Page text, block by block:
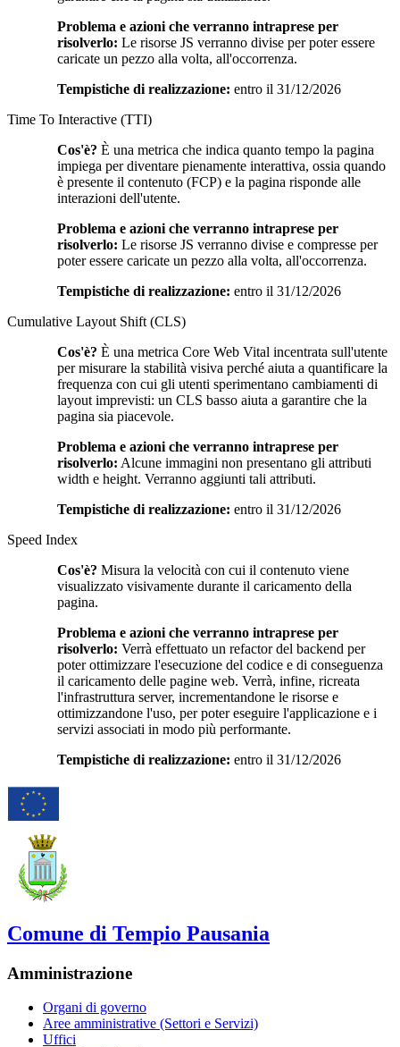
Problema e azioni che verranno intraprese per
risolverlo: Le risorse JS verranno divise per poter essere
caricate un pezzo alla volta, all'occorrenza.
Tempistiche di realizzazione: entro il 31/12/2026
Time To Interactive (TTI)
Cos'è? È una metrica che indica quanto tempo la pagina
impiega per diventare pienamente interattiva, ossia quando
è presente il contenuto (FCP) e la pagina risponde alle
interazioni dell'utente.
Problema e azioni che verranno intraprese per
risolverlo: Le risorse JS verranno divise e compresse per
poter essere caricate un pezzo alla volta, all'occorrenza.
Tempistiche di realizzazione: entro il 31/12/2026
Cumulative Layout Shift (CLS)
Cos'è? È una metrica Core Web Vital incentrata sull'utente
per misurare la stabilità visiva perché aiuta a quantificare la
frequenza con cui gli utenti sperimentano cambiamenti di
layout imprevisti: un CLS basso aiuta a garantire che la
pagina sia piacevole.
Problema e azioni che verranno intraprese per
risolverlo: Alcune immagini non presentano gli attributi
width e height. Verranno aggiunti tali attributi.
Tempistiche di realizzazione: entro il 31/12/2026
Speed Index
Cos'è? Misura la velocità con cui il contenuto viene
visualizzato visivamente durante il caricamento della
pagina.
Problema e azioni che verranno intraprese per
risolverlo: Verrà effettuato un refactor del backend per
poter ottimizzare l'esecuzione del codice e di conseguenza
il caricamento delle pagine web. Verrà, infine, ricreata
l'infrastruttura server, incrementandone le risorse e
ottimizzandone l'uso, per poter eseguire l'applicazione e i
servizi associati in modo più performante.
Tempistiche di realizzazione: entro il 31/12/2026
Comune di Tempio Pausania
Amministrazione
Organi di governo
Aree amministrative (Settori e Servizi)
Uffici